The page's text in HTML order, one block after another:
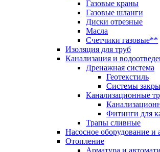
Газовые краны
Газовые шланги
Диски отрезные
Масла
Счетчики газовые**
Изоляция для труб
Канализация и
Дренажная система
Геотекстиль
Системы
Канализационные
Фитинги для
Трапы сливные
Насосное оборудование и
Отопление
Арматура и